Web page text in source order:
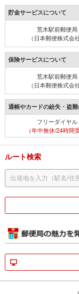
貯金サービスについて
荒木駅前郵便局
（日本郵便株式会
保険サービスについて
荒木駅前郵便局
（日本郵便株式会
通帳やカードの紛失・盗
フリーダイヤル
（年中無休/24時間
ルート検索